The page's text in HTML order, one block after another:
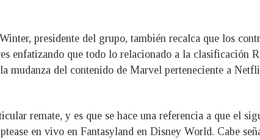
presidente del grupo, también recalca que los
enfatizando que todo lo relacionado a la
mudanza del contenido de Marvel perteneciente a
remate, y es que se hace una referencia a que el
en vivo en Fantasyland en Disney World. Cabe